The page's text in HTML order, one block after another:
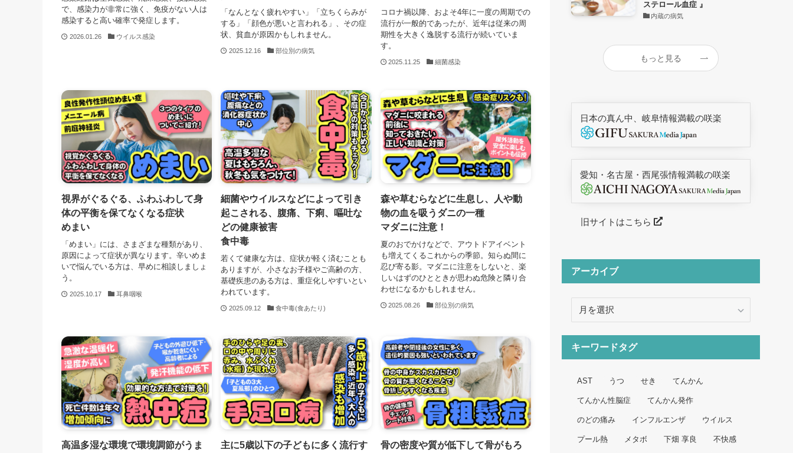
で、感染力が非常に強く、免疫がない人は
感染すると高い確率で発症します。
2026.01.26 ウイルス感染
「なんとなく疲れやすい」「立ちくらみが
する」「顔色が悪いと言われる」、その症
状、貧血が原因かもしれません。
2025.12.16 部位別の病気
コロナ禍以降、およそ4年に一度の周期での
流行が一般的であったが、近年は従来の周
期性を大きく逸脱する流行が続いていま
す。
2025.11.25 細菌感染
視界がぐるぐる、ふわふわして身
体の平衡を保てなくなる症状
めまい
「めまい」には、さまざまな種類があり、
原因によって症状が異なります。辛いめま
いで悩んでいる方は、早めに相談しましょ
う。
2025.10.17 耳鼻咽喉
細菌やウイルスなどによって引き
起こされる、腹痛、下痢、嘔吐な
どの健康被害
食中毒
若くて健康な方は、症状が軽く済むことも
ありますが、小さなお子様やご高齢の方、
基礎疾患のある方は、重症化しやすいとい
われています。
2025.09.12 食中毒(食あたり)
森や草むらなどに生息し、人や動
物の血を吸うダニの一種
マダニに注意！
夏のおでかけなどで、アウトドアイベント
も増えてくるこれからの季節。知らぬ間に
忍び寄る影。マダニに注意をしないと、楽
しいはずのひとときが思わぬ危険と隣り合
わせになるかもしれません。
2025.08.26 部位別の病気
高温多湿な環境で環境調節がうま
主に5歳以下の子どもに多く流行す
骨の密度や質が低下して骨がもろ
ステロール血症 』
内蔵の病気
もっと見る
日本の真ん中、岐阜情報満載の咲楽
愛知・名古屋・西尾張情報満載の咲楽
旧サイトはこちら
アーカイブ
イ
ブ
キーワードタグ
AST うつ せき てんかん
てんかん性脳症 てんかん発作
のどの痛み インフルエンザ ウイルス
プール熱 メタボ 下畑 享良 不快感